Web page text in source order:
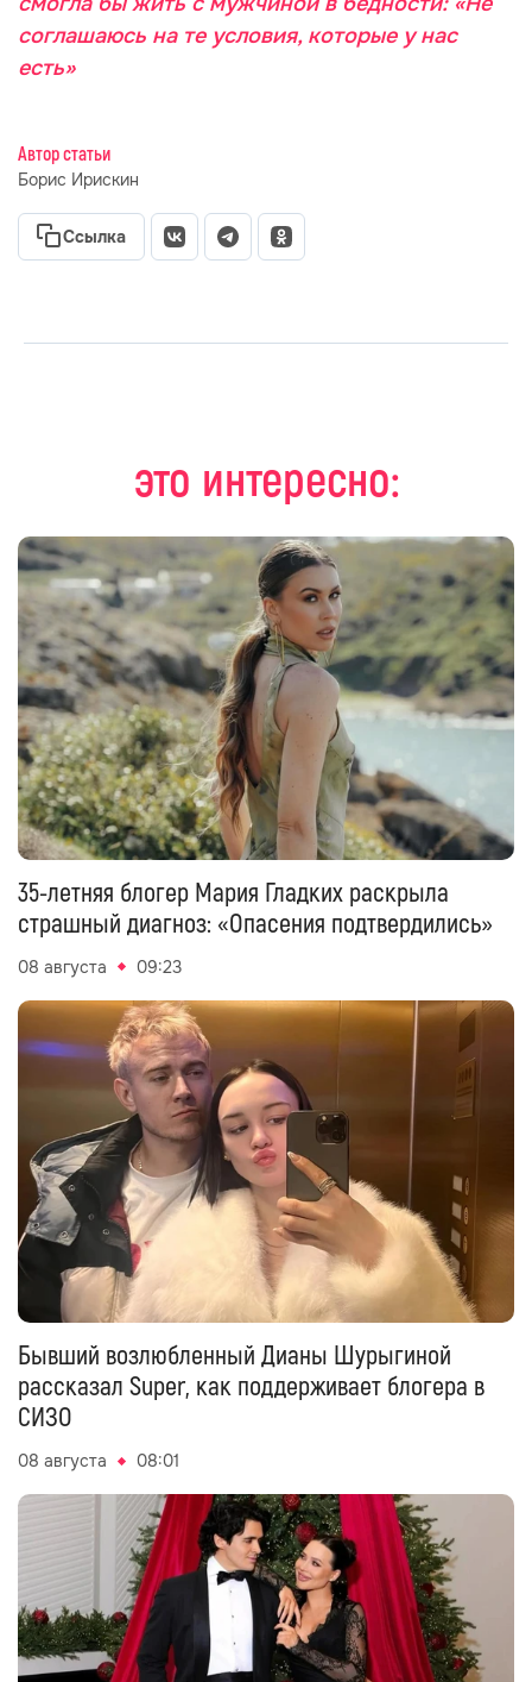
соглашаюсь на те условия, которые у нас
есть»
Автор статьи
Борис Ирискин
Ссылка
это интересно:
35-летняя блогер Мария Гладких раскрыла
страшный диагноз: «Опасения подтвердились»
08 августа 09:23
Бывший возлюбленный Дианы Шурыгиной
рассказал Super, как поддерживает блогера в
СИЗО
08 августа 08:01